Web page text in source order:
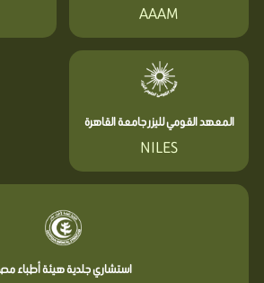
AAAM
المعهد القومي لليزر جامعة القاهرة
NILES
استشاري جلدية هيئة أطباء